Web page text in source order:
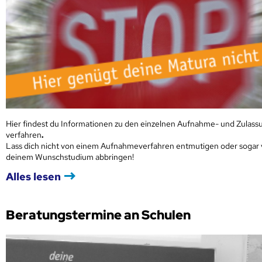
Hier findest du Informationen zu den einzelnen Aufnahme- und
verfahren.
Lass dich nicht von einem Aufnahmeverfahren entmutigen oder sogar
deinem Wunschstudium abbringen!
Alles lesen
Beratungstermine an Schulen